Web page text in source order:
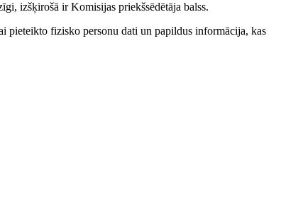
izšķirošā ir Komisijas priekšsēdētāja balss.
pieteikto fizisko personu dati un papildus informācija, kas